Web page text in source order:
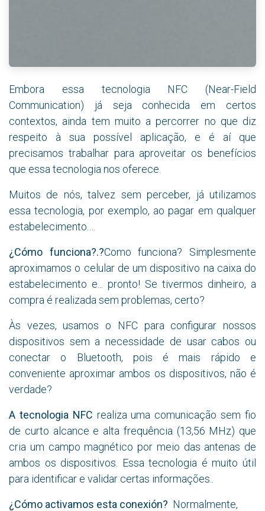
Embora essa tecnologia NFC (Near-Field
Communication) já seja conhecida em certos
contextos, ainda tem muito a percorrer no que diz
respeito à sua possível aplicação, e é aí que
precisamos trabalhar para aproveitar os benefícios
que essa tecnologia nos oferece.
Muitos de nós, talvez sem perceber, já utilizamos
essa tecnologia, por exemplo, ao pagar em qualquer
estabelecimento.…
¿Cómo funciona?.?Como funciona? Simplesmente
aproximamos o celular de um dispositivo na caixa do
estabelecimento e... pronto! Se tivermos dinheiro, a
compra é realizada sem problemas, certo?
Às vezes, usamos o NFC para configurar nossos
dispositivos sem a necessidade de usar cabos ou
conectar o Bluetooth, pois é mais rápido e
conveniente aproximar ambos os dispositivos, não é
verdade?
A tecnologia NFC realiza uma comunicação sem fio
de curto alcance e alta frequência (13,56 MHz) que
cria um campo magnético por meio das antenas de
ambos os dispositivos. Essa tecnologia é muito útil
para identificar e validar certas informações..
¿Cómo activamos esta conexión? Normalmente,